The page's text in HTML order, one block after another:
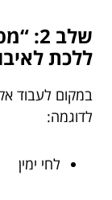
שלב
ללכת
במקום לעבוד
לדוגמה:
לחי ימין